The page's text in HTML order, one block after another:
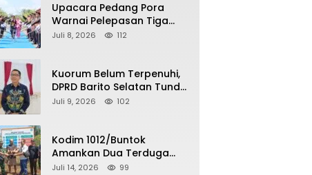
Upacara Pedang Pora
Warnai Pelepasan Tiga
Perwira Polres Barito
Juli 8, 2026 112
Kuorum Belum Terpenuhi,
DPRD Barito Selatan Tunda
Paripurna Persetujuan
APBD 2025
Juli 9, 2026 102
Kodim 1012/Buntok
Amankan Dua Terduga
Pencuri Aset Perusahaan
Juli 14, 2026 99